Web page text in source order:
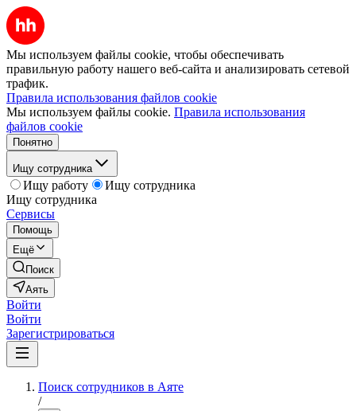
Мы используем файлы cookie, чтобы обеспечивать
правильную работу нашего веб-сайта и анализировать сетевой
трафик.
Правила использования файлов cookie
Мы используем файлы cookie. Правила использования
файлов cookie
Понятно
Ищу сотрудника
Ищу работу
Ищу сотрудника
Ищу сотрудника
Сервисы
Помощь
Ещё
Поиск
Аять
Войти
Войти
Зарегистрироваться
Поиск сотрудников в Аяте
/